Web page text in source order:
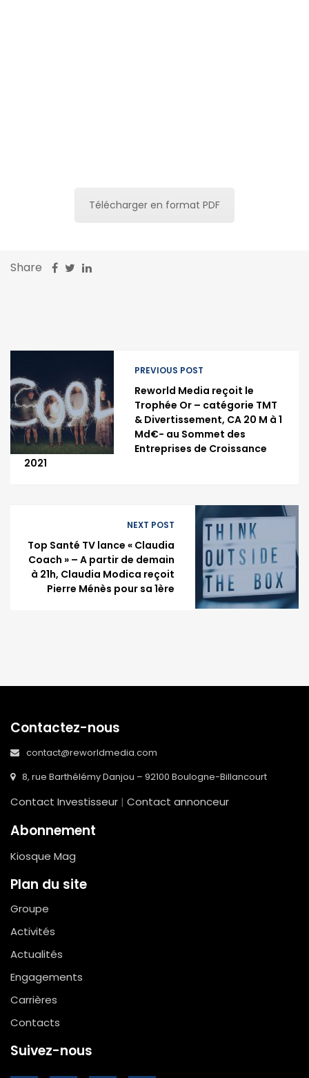
Télécharger en format PDF
Share
PREVIOUS POST
Reworld Media reçoit le
Trophée Or – catégorie TMT
& Divertissement, CA 20 M à 1
Md€- au Sommet des
Entreprises de Croissance
2021
NEXT POST
Top Santé TV lance « Claudia
Coach » – A partir de demain
à 21h, Claudia Modica reçoit
Pierre Ménès pour sa 1ère
Contactez-nous
contact@reworldmedia.com
8, rue Barthélémy Danjou – 92100 Boulogne-Billancourt
Contact Investisseur | Contact annonceur
Abonnement
Kiosque Mag
Plan du site
Groupe
Activités
Actualités
Engagements
Carrières
Contacts
Suivez-nous